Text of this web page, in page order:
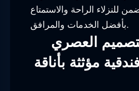
للنزلاء الراحة والاستمتاع
بأفضل الخدمات والمرافق.
العصري
مؤثثة بأناقة